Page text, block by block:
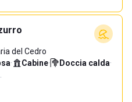
del Cedro
· Cabine· Doccia calda·